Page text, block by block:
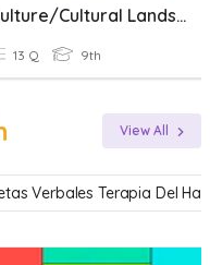
Culture/Cultural Landscapes
13 Q 9th
View All
Verbales Terapia Del